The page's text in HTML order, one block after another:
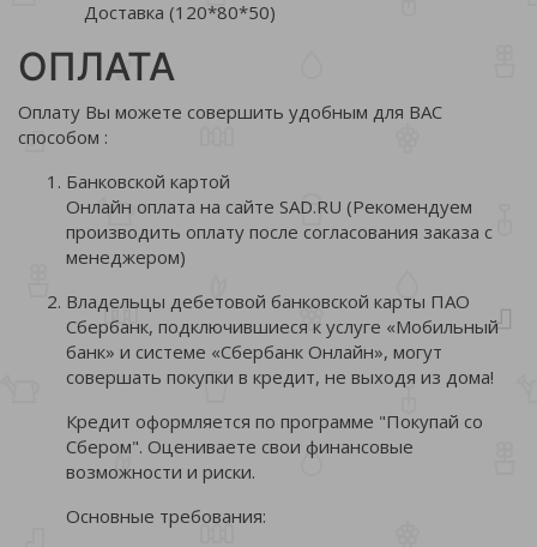
Доставка (120*80*50)
ОПЛАТА
Оплату Вы можете совершить удобным для ВАС
способом :
Банковской картой
Онлайн оплата на сайте SAD.RU (Рекомендуем
производить оплату после согласования заказа с
менеджером)
Владельцы дебетовой банковской карты ПАО
Сбербанк, подключившиеся к услуге «Мобильный
банк» и системе «Сбербанк Онлайн», могут
совершать покупки в кредит, не выходя из дома!
Кредит оформляется по программе "Покупай со
Сбером". Оцениваете свои финансовые
возможности и риски.
Основные требования: